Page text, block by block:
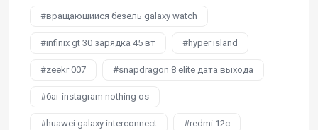
вращающийся безель galaxy watch
infinix gt 30 зарядка 45 вт hyper island
zeekr 007 snapdragon 8 elite дата выхода
баг instagram nothing os
huawei galaxy interconnect redmi 12c